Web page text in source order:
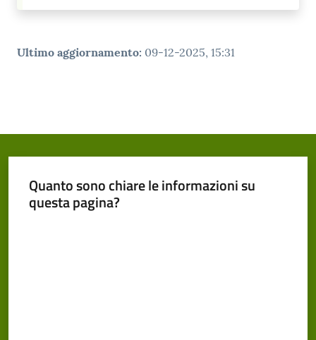
Ultimo aggiornamento: 09-12-2025, 15:31
Quanto sono chiare le informazioni su
questa pagina?